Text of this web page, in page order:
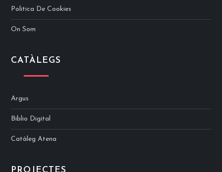
Politica De Cookies
On Som
CATÀLEGS
Argus
Biblio Digital
Catàleg Atena